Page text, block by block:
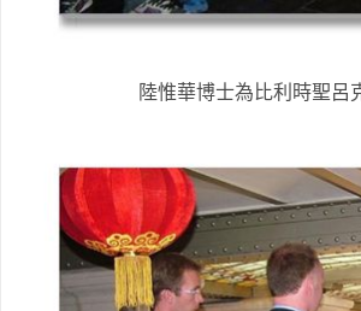
陸惟華博士為比利時聖呂